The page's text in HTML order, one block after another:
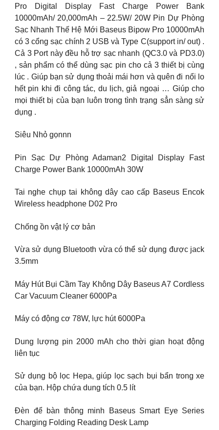
Pro Digital Display Fast Charge Power Bank
10000mAh/ 20,000mAh – 22.5W/ 20W Pin Dự Phòng
Sạc Nhanh Thế Hệ Mới Baseus Bipow Pro 10000mAh
có 3 cổng sạc chính 2 USB và Type C(support in/ out) .
Cả 3 Port này đều hỗ trợ sạc nhanh (QC3.0 và PD3.0)
, sản phẩm có thể dùng sạc pin cho cả 3 thiết bị cùng
lúc . Giúp bạn sử dụng thoải mái hơn và quên đi nổi lo
hết pin khi đi công tác, du lịch, giả ngoại … Giúp cho
mọi thiết bị của bạn luôn trong tình trạng sẳn sàng sử
dụng .
Siêu Nhỏ gọnnn
Pin Sạc Dự Phòng Adaman2 Digital Display Fast
Charge Power Bank 10000mAh 30W
Tai nghe chụp tai không dây cao cấp Baseus Encok
Wireless headphone D02 Pro
Chống ồn vật lý cơ bản
Vừa sử dụng Bluetooth vừa có thể sử dụng được jack
3.5mm
Máy Hút Bụi Cầm Tay Không Dây Baseus A7 Cordless
Car Vacuum Cleaner 6000Pa
Máy có động cơ 78W, lực hút 6000Pa
Dung lượng pin 2000 mAh cho thời gian hoạt động
liên tục
Sử dụng bộ lọc Hepa, giúp lọc sạch bụi bẩn trong xe
của bạn. Hộp chứa dung tích 0.5 lít
Đèn để bàn thông minh Baseus Smart Eye Series
Charging Folding Reading Desk Lamp